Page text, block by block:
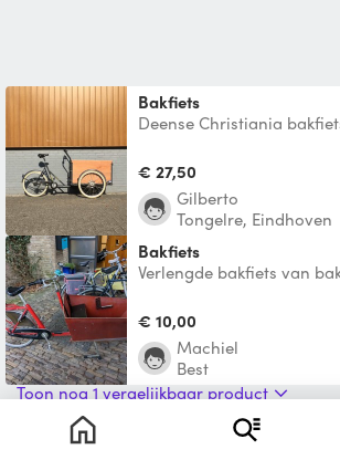
Bakfiets
Deense Christiania
bakfiets van het Deense
€ 27,50
Gilberto
Tongelre, Eindhoven
Bakfiets
Verlengde bakfiets van
€ 10,00
machiel
Best
Toon nog 1 vergelijkbaar product